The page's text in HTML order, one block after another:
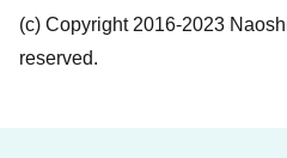
(c) Copyright 2016-2023
reserved.